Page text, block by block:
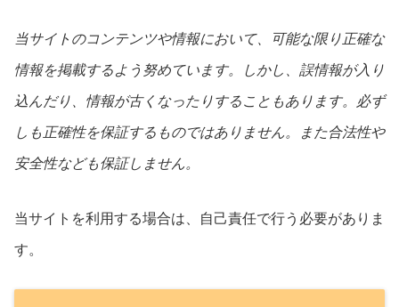
当サイトのコンテンツや情報において、可能な限り正確な
情報を掲載するよう努めています。しかし、誤情報が入り
込んだり、情報が古くなったりすることもあります。必ず
しも正確性を保証するものではありません。また合法性や
安全性なども保証しません。
当サイトを利用する場合は、自己責任で行う必要がありま
す。